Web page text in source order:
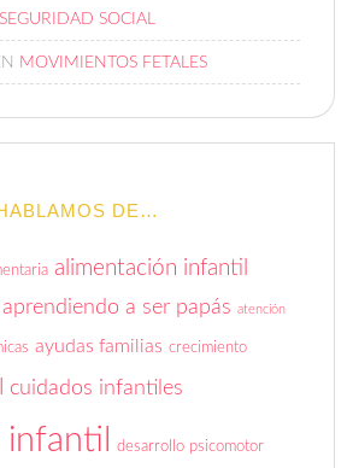
SEGURIDAD SOCIAL
MOVIMIENTOS FETALES
DE…
alimentación infantil
aprendiendo a ser papás atención
ayudas familias crecimiento
cuidados infantiles
desarrollo psicomotor